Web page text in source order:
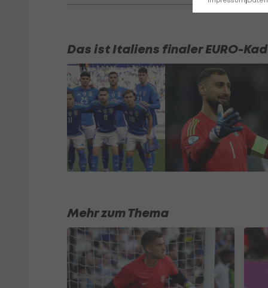
Das ist Italiens finaler EURO-
Mehr zum Thema